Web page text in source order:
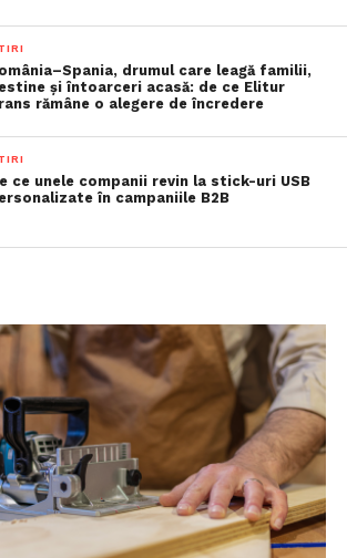
drumul care leagă familii,
și întoarceri acasă: de ce Elitur
rămâne o alegere de încredere
ce unele companii revin la stick-uri USB
în campaniile B2B